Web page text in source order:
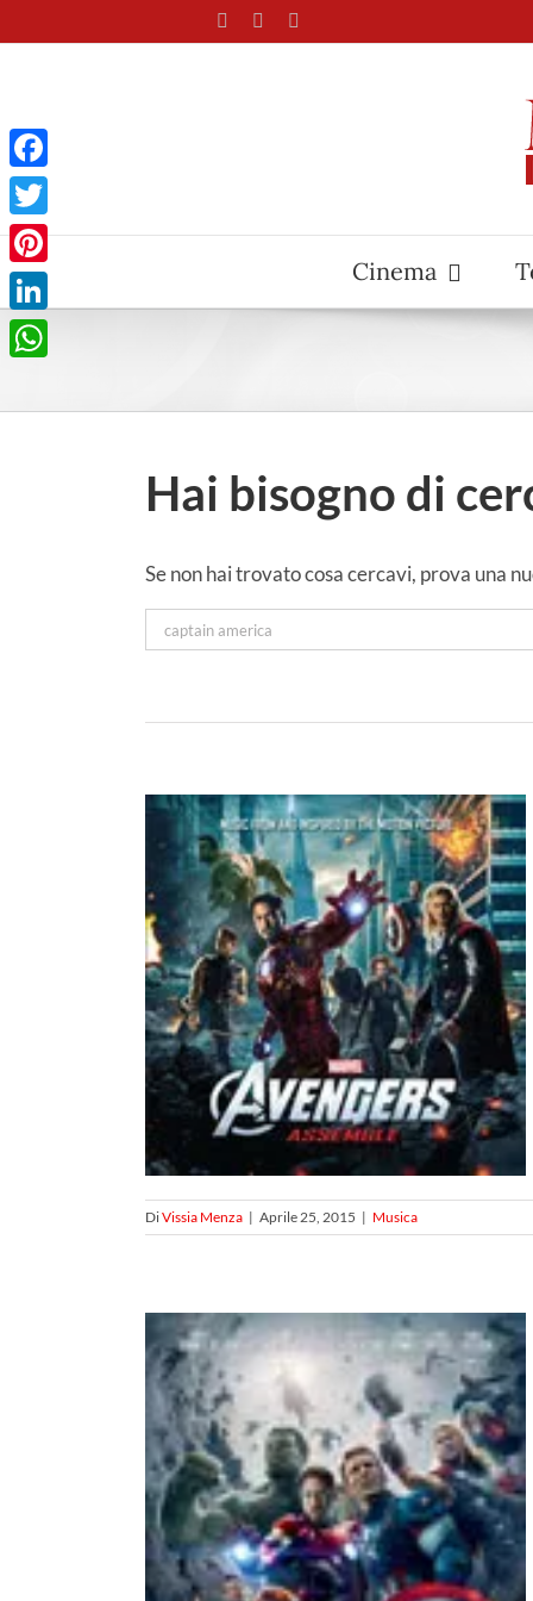
al
Facebook
Cinema
Hai bisogno di
Se non hai trovato cosa cercavi, prova una
DiVissia Menza | Aprile 25, 2015 | Musica
Facebook
Twitter
Pinterest
LinkedIn